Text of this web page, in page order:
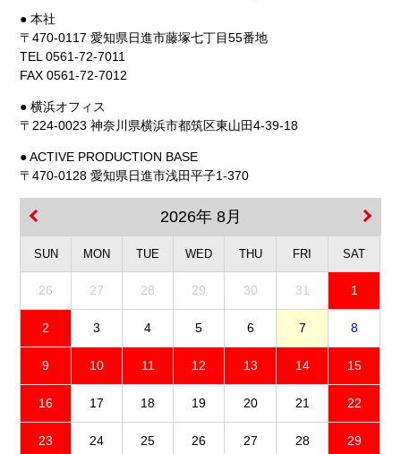
● 本社
〒470-0117 愛知県日進市藤塚七丁目55番地
TEL 0561-72-7011
FAX 0561-72-7012
● 横浜オフィス
〒224-0023 神奈川県横浜市都筑区東山田4-39-18
● ACTIVE PRODUCTION BASE
〒470-0128 愛知県日進市浅田平子1-370
2026年 8月
SUN MON TUE WED THU FRI SAT
26 27 28 29 30 31 1
2 3 4 5 6 7 8
9 10 11 12 13 14 15
16 17 18 19 20 21 22
23 24 25 26 27 28 29